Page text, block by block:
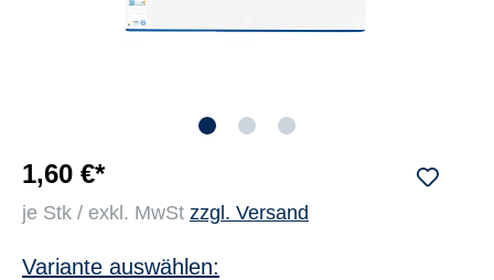
1,60 €*
je Stk / exkl. MwSt zzgl. Versand
Variante auswählen: